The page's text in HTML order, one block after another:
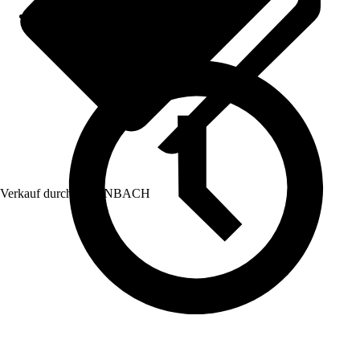
Verkauf durch: HORNBACH